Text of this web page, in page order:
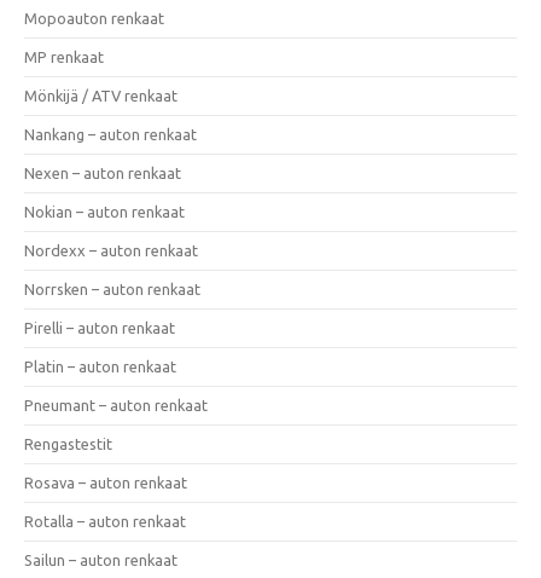
Mopoauton renkaat
MP renkaat
Mönkijä / ATV renkaat
Nankang – auton renkaat
Nexen – auton renkaat
Nokian – auton renkaat
Nordexx – auton renkaat
Norrsken – auton renkaat
Pirelli – auton renkaat
Platin – auton renkaat
Pneumant – auton renkaat
Rengastestit
Rosava – auton renkaat
Rotalla – auton renkaat
Sailun – auton renkaat